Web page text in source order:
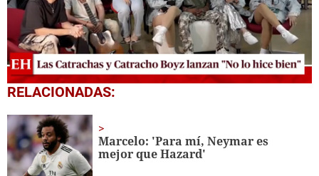
0
seconds
12
minutes,
1
second
RELACIONADAS:
Marcelo: 'Para mí, Neymar es
mejor que Hazard'